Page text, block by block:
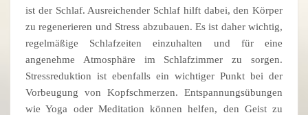
ist der Schlaf. Ausreichender Schlaf hilft dabei, den Körper
zu regenerieren und Stress abzubauen. Es ist daher wichtig,
regelmäßige Schlafzeiten einzuhalten und für eine
angenehme Atmosphäre im Schlafzimmer zu sorgen.
Stressreduktion ist ebenfalls ein wichtiger Punkt bei der
Vorbeugung von Kopfschmerzen. Entspannungsübungen
wie Yoga oder Meditation können helfen, den Geist zu